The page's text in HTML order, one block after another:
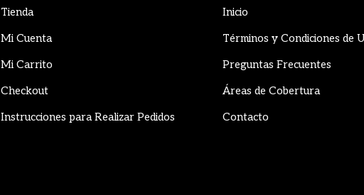
Tienda
Mi Cuenta
Mi Carrito
Checkout
Instrucciones para Realizar Pedidos
Inicio
Términos y Condiciones de
Preguntas Frecuentes
Áreas de Cobertura
Contacto